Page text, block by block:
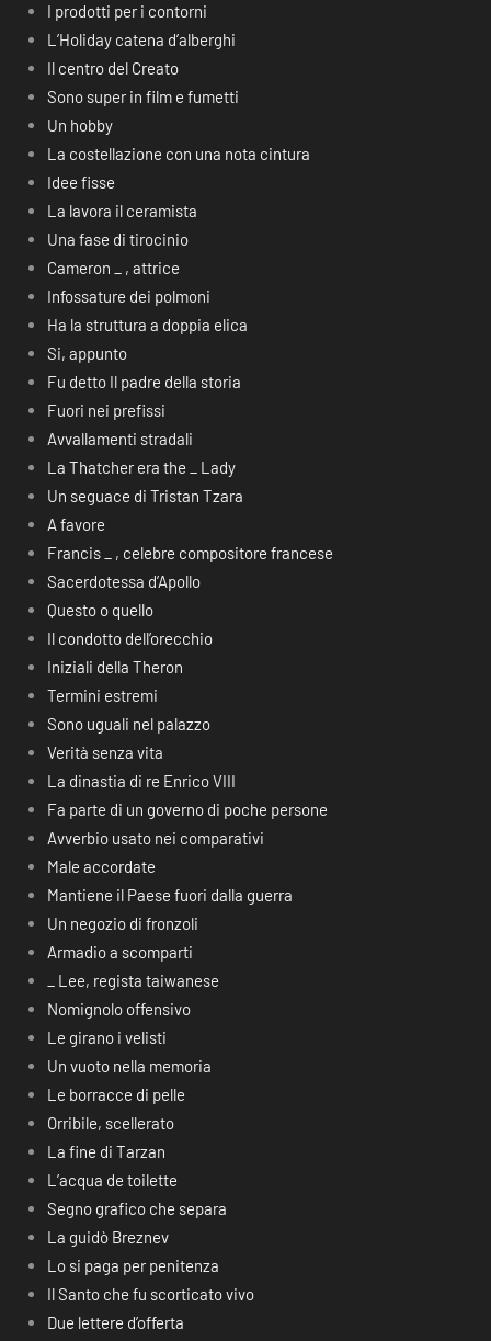
I prodotti per i contorni
L’Holiday catena d’alberghi
Il centro del Creato
Sono super in film e fumetti
Un hobby
La costellazione con una nota cintura
Idee fisse
La lavora il ceramista
Una fase di tirocinio
Cameron _ , attrice
Infossature dei polmoni
Ha la struttura a doppia elica
Si, appunto
Fu detto Il padre della storia
Fuori nei prefissi
Avvallamenti stradali
La Thatcher era the _ Lady
Un seguace di Tristan Tzara
A favore
Francis _ , celebre compositore francese
Sacerdotessa d’Apollo
Questo o quello
Il condotto dell’orecchio
Iniziali della Theron
Termini estremi
Sono uguali nel palazzo
Verità senza vita
La dinastia di re Enrico VIII
Fa parte di un governo di poche persone
Avverbio usato nei comparativi
Male accordate
Mantiene il Paese fuori dalla guerra
Un negozio di fronzoli
Armadio a scomparti
_ Lee, regista taiwanese
Nomignolo offensivo
Le girano i velisti
Un vuoto nella memoria
Le borracce di pelle
Orribile, scellerato
La fine di Tarzan
L’acqua de toilette
Segno grafico che separa
La guidò Breznev
Lo si paga per penitenza
Il Santo che fu scorticato vivo
Due lettere d’offerta